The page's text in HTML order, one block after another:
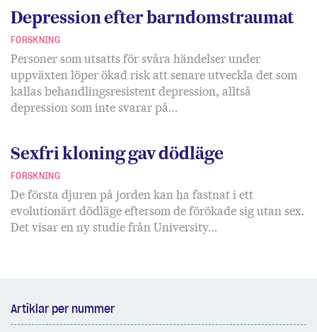
Depression efter barndomstraumat
FORSKNING
Personer som utsatts för svåra händelser under
uppväxten löper ökad risk att senare utveckla det som
kallas behandlingsresistent depression, alltså
depression som inte svarar på…
Sexfri kloning gav dödläge
FORSKNING
De första djuren på jorden kan ha fastnat i ett
evolutionärt dödläge eftersom de förökade sig utan sex.
Det visar en ny studie från University…
Artiklar per nummer